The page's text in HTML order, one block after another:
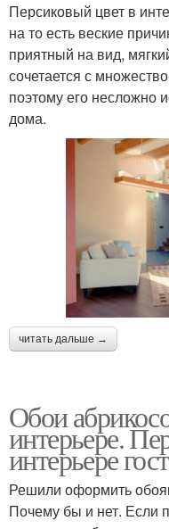
Персиковый цвет в
на то есть веские
приятный на вид,
сочетается с
поэтому его несложно
дома.
читать дальше →
Обои
интерьере.
интерьере
Решили оформить
Почему бы и нет. Если